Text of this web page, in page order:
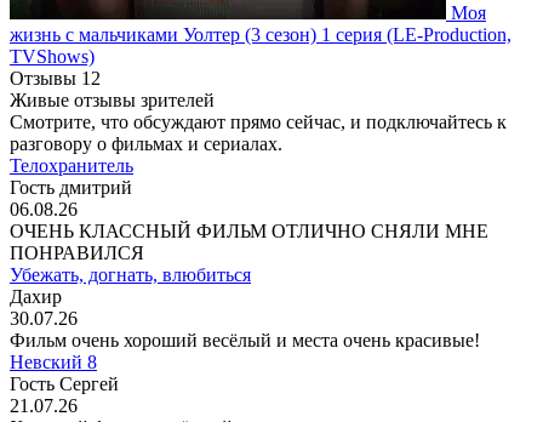
Моя
жизнь с мальчиками Уолтер (3 сезон) 1 серия (LE-Production,
TVShows)
Отзывы 12
Живые отзывы зрителей
Смотрите, что обсуждают прямо сейчас, и подключайтесь к
разговору о фильмах и сериалах.
Телохранитель
Гость дмитрий
06.08.26
ОЧЕНЬ КЛАССНЫЙ ФИЛЬМ ОТЛИЧНО СНЯЛИ МНЕ
ПОНРАВИЛСЯ
Убежать, догнать, влюбиться
Дахир
30.07.26
Фильм очень хороший весёлый и места очень красивые!
Невский 8
Гость Сергей
21.07.26